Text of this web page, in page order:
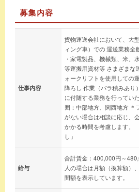
募集内容
仕事内容
貨物運送会社において、大
ィング車）での 運送業務全
・家電製品、機械類、米、
等運搬用資材等 さまざまな
ォークリフトを使用しての
降ろし 作業（バラ積みあり
に付随する業務を行ってい
囲：中部地方、関西地方 ＊
がない場合は相談に応じ、
かかる時間を考慮します。
し」
給与
合計賃金：400,000円～
人の場合は月額（換算額）
間額を表示しています。